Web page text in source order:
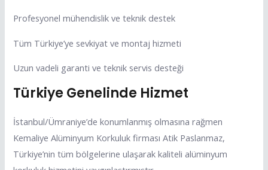
Profesyonel mühendislik ve teknik destek
Tüm Türkiye’ye sevkiyat ve montaj hizmeti
Uzun vadeli garanti ve teknik servis desteği
Türkiye Genelinde Hizmet
İstanbul/Ümraniye’de konumlanmış olmasına rağmen
Kemaliye Alüminyum Korkuluk firması Atik Paslanmaz,
Türkiye’nin tüm bölgelerine ulaşarak kaliteli alüminyum